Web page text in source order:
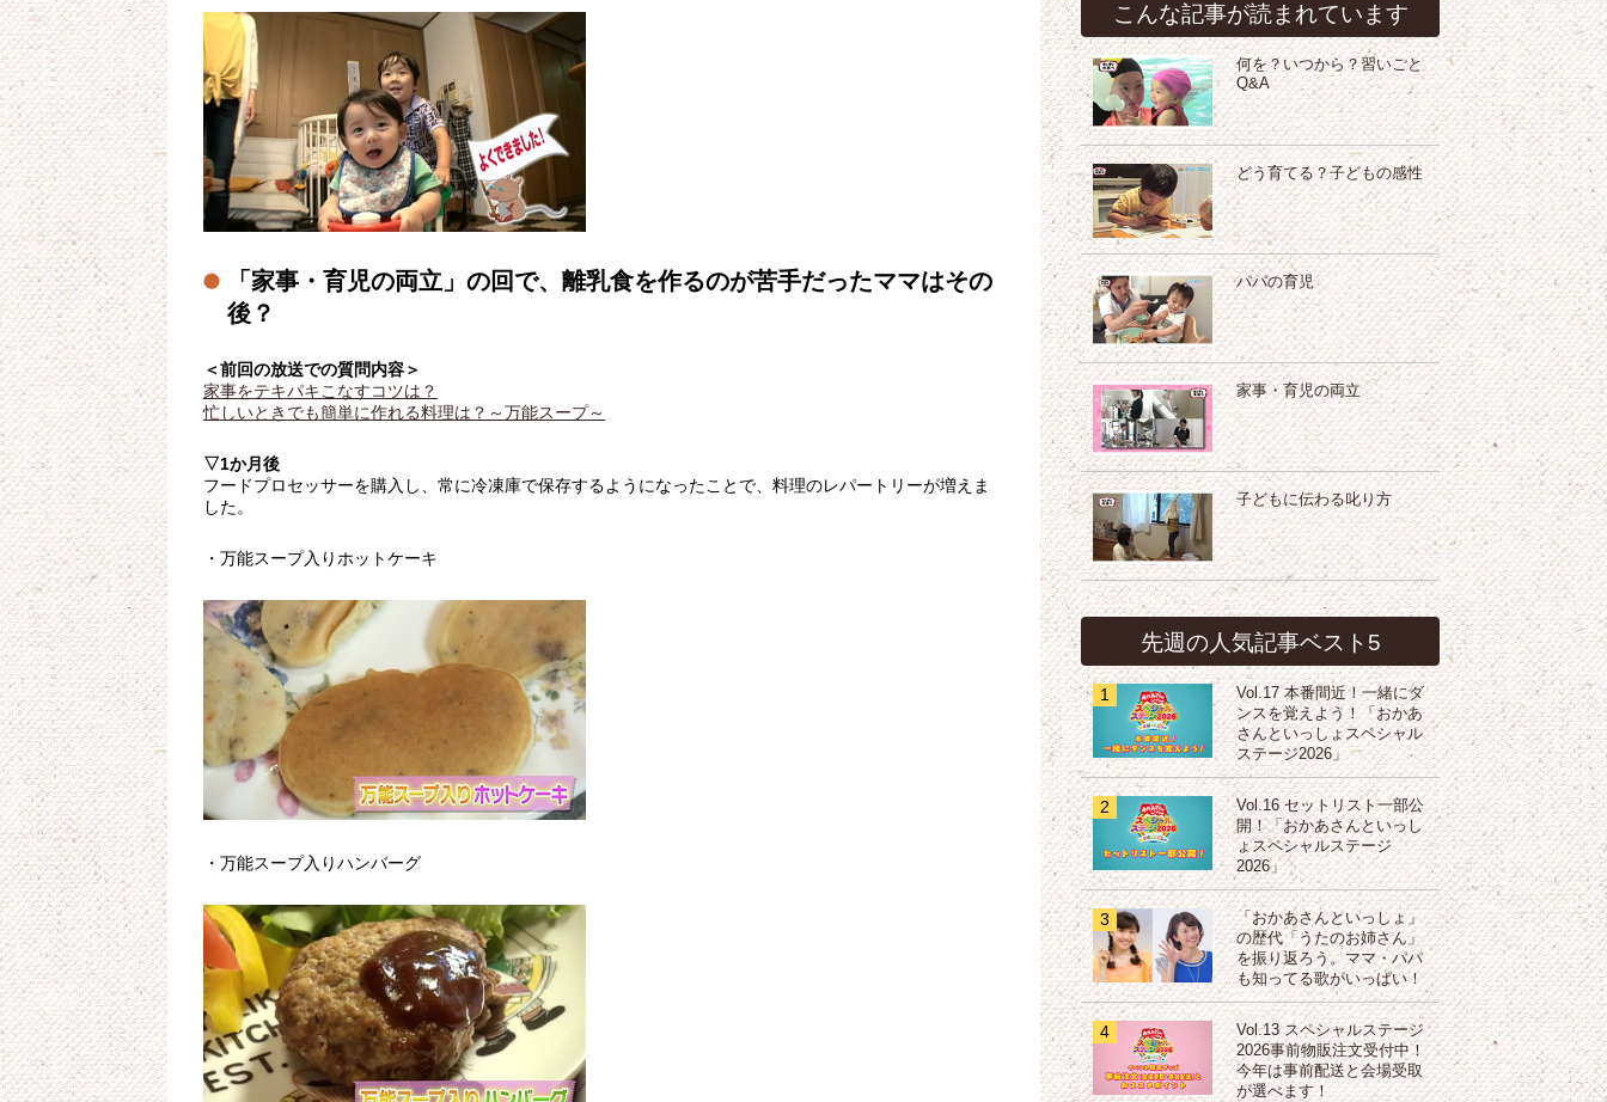
「家事・育児の両立」の回で、離乳食を作るのが苦手だったママはその
後？
＜前回の放送での質問内容＞
家事をテキパキこなすコツは？
忙しいときでも簡単に作れる料理は？～万能スープ～
▽1か月後
フードプロセッサーを購入し、常に冷凍庫で保存するようになったことで、料理のレパートリーが増えま
した。
・万能スープ入りホットケーキ
・万能スープ入りハンバーグ
こんな記事が読まれています
何を？いつから？習いごと
Q&A
どう育てる？子どもの感性
パパの育児
家事・育児の両立
子どもに伝わる叱り方
先週の人気記事ベスト5
1
Vol.17 本番間近！一緒にダ
ンスを覚えよう！「おかあ
さんといっしょスペシャル
ステージ2026」
2
Vol.16 セットリスト一部公
開！「おかあさんといっし
ょスペシャルステージ
2026」
3
「おかあさんといっしょ」
の歴代「うたのお姉さん」
を振り返ろう。ママ・パパ
も知ってる歌がいっぱい！
4
Vol.13 スペシャルステージ
2026事前物販注文受付中！
今年は事前配送と会場受取
が選べます！